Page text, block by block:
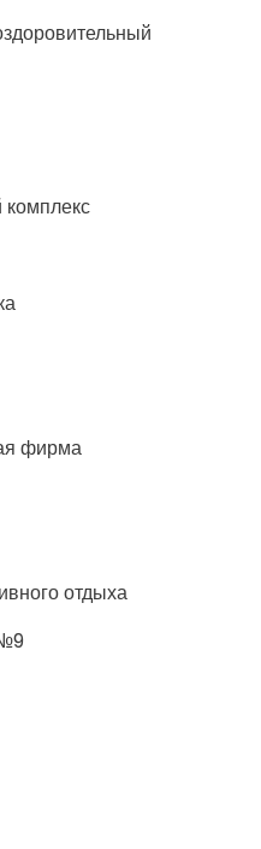
фирма
отдыха